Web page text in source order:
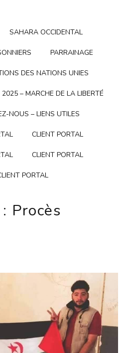
SAHARA OCCIDENTAL
PARRAINAGE
DES NATIONS UNIES
2025 – MARCHE DE LA LIBERTÉ
NOUS – LIENS UTILES
CLIENT PORTAL
CLIENT PORTAL
PORTAL
Procès